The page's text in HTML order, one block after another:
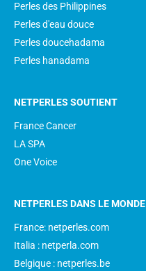
Perles des Philippines
Perles d'eau douce
Perles doucehadama
Perles hanadama
NETPERLES SOUTIENT
France Cancer
LA SPA
One Voice
NETPERLES DANS LE MONDE
France: netperles.com
Italia : netperla.com
Belgique : netperles.be